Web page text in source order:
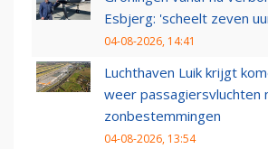
Esbjerg: 'scheelt zeven
04-08-2026, 14:41
Luchthaven Luik krijgt
weer passagiersvluchten
zonbestemmingen
04-08-2026, 13:54